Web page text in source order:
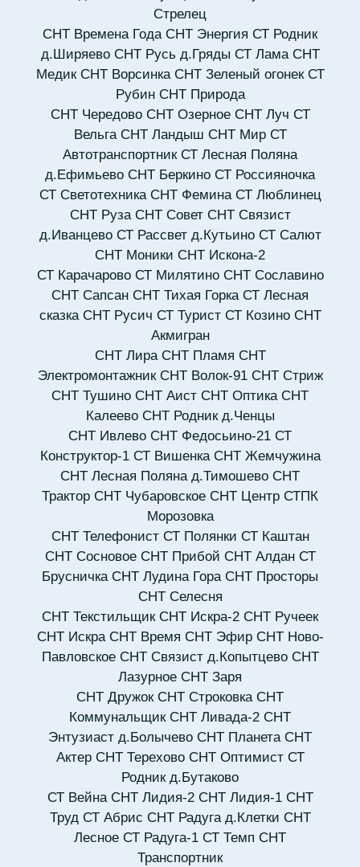
Стрелец
СНТ Времена Года СНТ Энергия СТ Родник
д.Ширяево СНТ Русь д.Гряды СТ Лама СНТ
Медик СНТ Ворсинка СНТ Зеленый огонек СТ
Рубин СНТ Природа
СНТ Чередово СНТ Озерное СНТ Луч СТ
Вельга СНТ Ландыш СНТ Мир СТ
Автотранспортник СТ Лесная Поляна
д.Ефимьево СНТ Беркино СТ Россияночка
СТ Светотехника СНТ Фемина СТ Люблинец
СНТ Руза СНТ Совет СНТ Связист
д.Иванцево СТ Рассвет д.Кутьино СТ Салют
СНТ Моники СНТ Искона-2
СТ Карачарово СТ Милятино СНТ Сославино
СНТ Сапсан СНТ Тихая Горка СТ Лесная
сказка СНТ Русич СТ Турист СТ Козино СНТ
Акмигран
СНТ Лира СНТ Пламя СНТ
Электромонтажник СНТ Волок-91 СНТ Стриж
СНТ Тушино СНТ Аист СНТ Оптика СНТ
Калеево СНТ Родник д.Ченцы
СНТ Ивлево СНТ Федосьино-21 СТ
Конструктор-1 СТ Вишенка СНТ Жемчужина
СНТ Лесная Поляна д.Тимошево СНТ
Трактор СНТ Чубаровское СНТ Центр СТПК
Морозовка
СНТ Телефонист СТ Полянки СТ Каштан
СНТ Сосновое СНТ Прибой СНТ Алдан СТ
Брусничка СНТ Лудина Гора СНТ Просторы
СНТ Селесня
СНТ Текстильщик СНТ Искра-2 СНТ Ручеек
СНТ Искра СНТ Время СНТ Эфир СНТ Ново-
Павловское СНТ Связист д.Копытцево СНТ
Лазурное СНТ Заря
СНТ Дружок СНТ Строковка СНТ
Коммунальщик СНТ Ливада-2 СНТ
Энтузиаст д.Болычево СНТ Планета СНТ
Актер СНТ Терехово СНТ Оптимист СТ
Родник д.Бутаково
СТ Вейна СНТ Лидия-2 СНТ Лидия-1 СНТ
Труд СТ Абрис СНТ Радуга д.Клетки СНТ
Лесное СТ Радуга-1 СТ Темп СНТ
Транспортник